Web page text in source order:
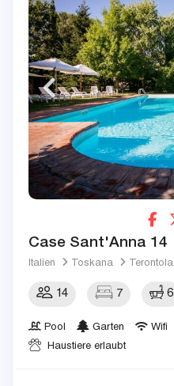
Case Sant'Anna 14
Italien Toskana Terontola
14 7 6
Pool Garten Wifi
Haustiere erlaubt